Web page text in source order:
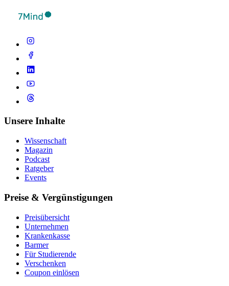
Unsere Inhalte
Wissenschaft
Magazin
Podcast
Ratgeber
Events
Preise & Vergünstigungen
Preisübersicht
Unternehmen
Krankenkasse
Barmer
Für Studierende
Ver­schen­ken
Coupon einlösen